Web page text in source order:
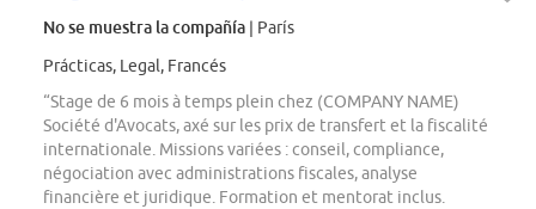
No se muestra la compañía | París
Prácticas, Legal, Francés
“Stage de 6 mois à temps plein chez (COMPANY NAME)
Société d'Avocats, axé sur les prix de transfert et la fiscalité
internationale. Missions variées : conseil, compliance,
négociation avec administrations fiscales, analyse
financière et juridique. Formation et mentorat inclus.